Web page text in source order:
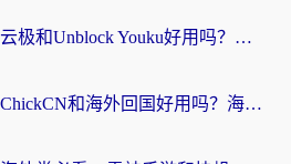
云极和Unblock Youku好用吗？海外党亲测+2026回国加速器避坑指南
ChickCN和海外回国好用吗？海外党2026亲测：从手游到影音，选对加速器的3个关键